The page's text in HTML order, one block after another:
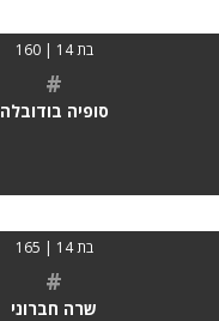
בת 14 | 160
#
סופיה בודובלה
בת 14 | 165
#
שרה חברוני